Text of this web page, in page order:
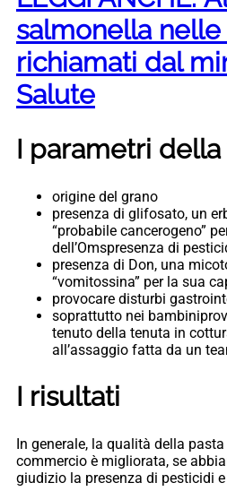
salmonella
richiamati dal
Salute
I parametri
origine del grano
presenza di glifosato, un
“probabile cancerogeno”
dell’Omspresenza di
presenza di Don, una
“vomitossina” per la sua
provocare disturbi
soprattutto nei bambini
tenuto della tenuta in
all’assaggio fatta da un
I risultati
In generale, la qualità della
commercio è migliorata, se
giudizio la presenza di pesticidi